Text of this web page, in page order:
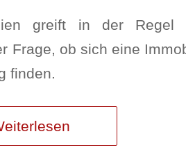
greift in der Regel
Frage, ob sich eine
finden.